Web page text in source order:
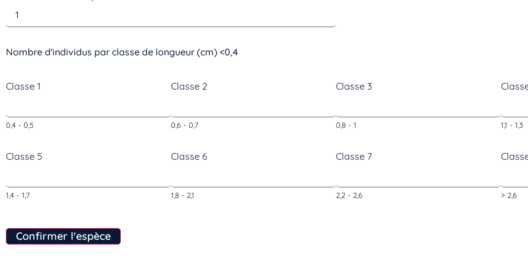
Nombre d'individus par classe de longueur (cm) <0,4
Classe 1
0,4 - 0,5
Classe 5
1,4 - 1,7
Classe 2
0,6 - 0,7
Classe 6
1,8 - 2,1
Classe 3
0,8 - 1
Classe 7
2,2 - 2,6
1,1 - 1,3
> 2,6
Confirmer l'espèce